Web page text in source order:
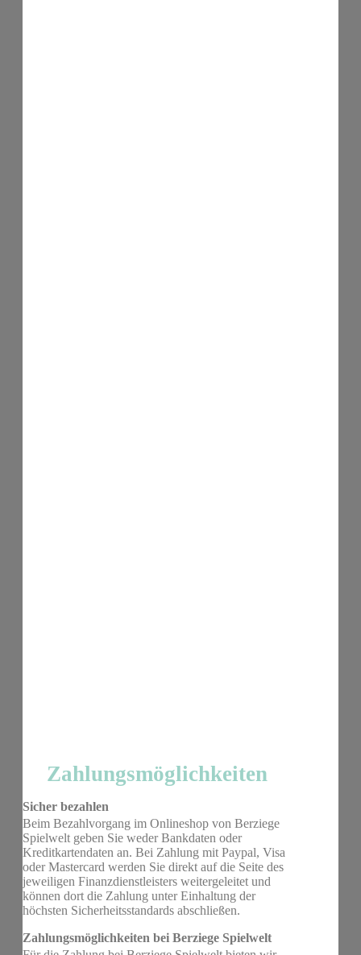
Zahlungsmöglichkeiten
Sicher bezahlen
Beim Bezahlvorgang im Onlineshop von Berziege
Spielwelt geben Sie weder Bankdaten oder
Kreditkartendaten an. Bei Zahlung mit Paypal, Visa
oder Mastercard werden Sie direkt auf die Seite des
jeweiligen Finanzdienstleisters weitergeleitet und
können dort die Zahlung unter Einhaltung der
höchsten Sicherheitsstandards abschließen.
Zahlungsmöglichkeiten bei Berziege Spielwelt